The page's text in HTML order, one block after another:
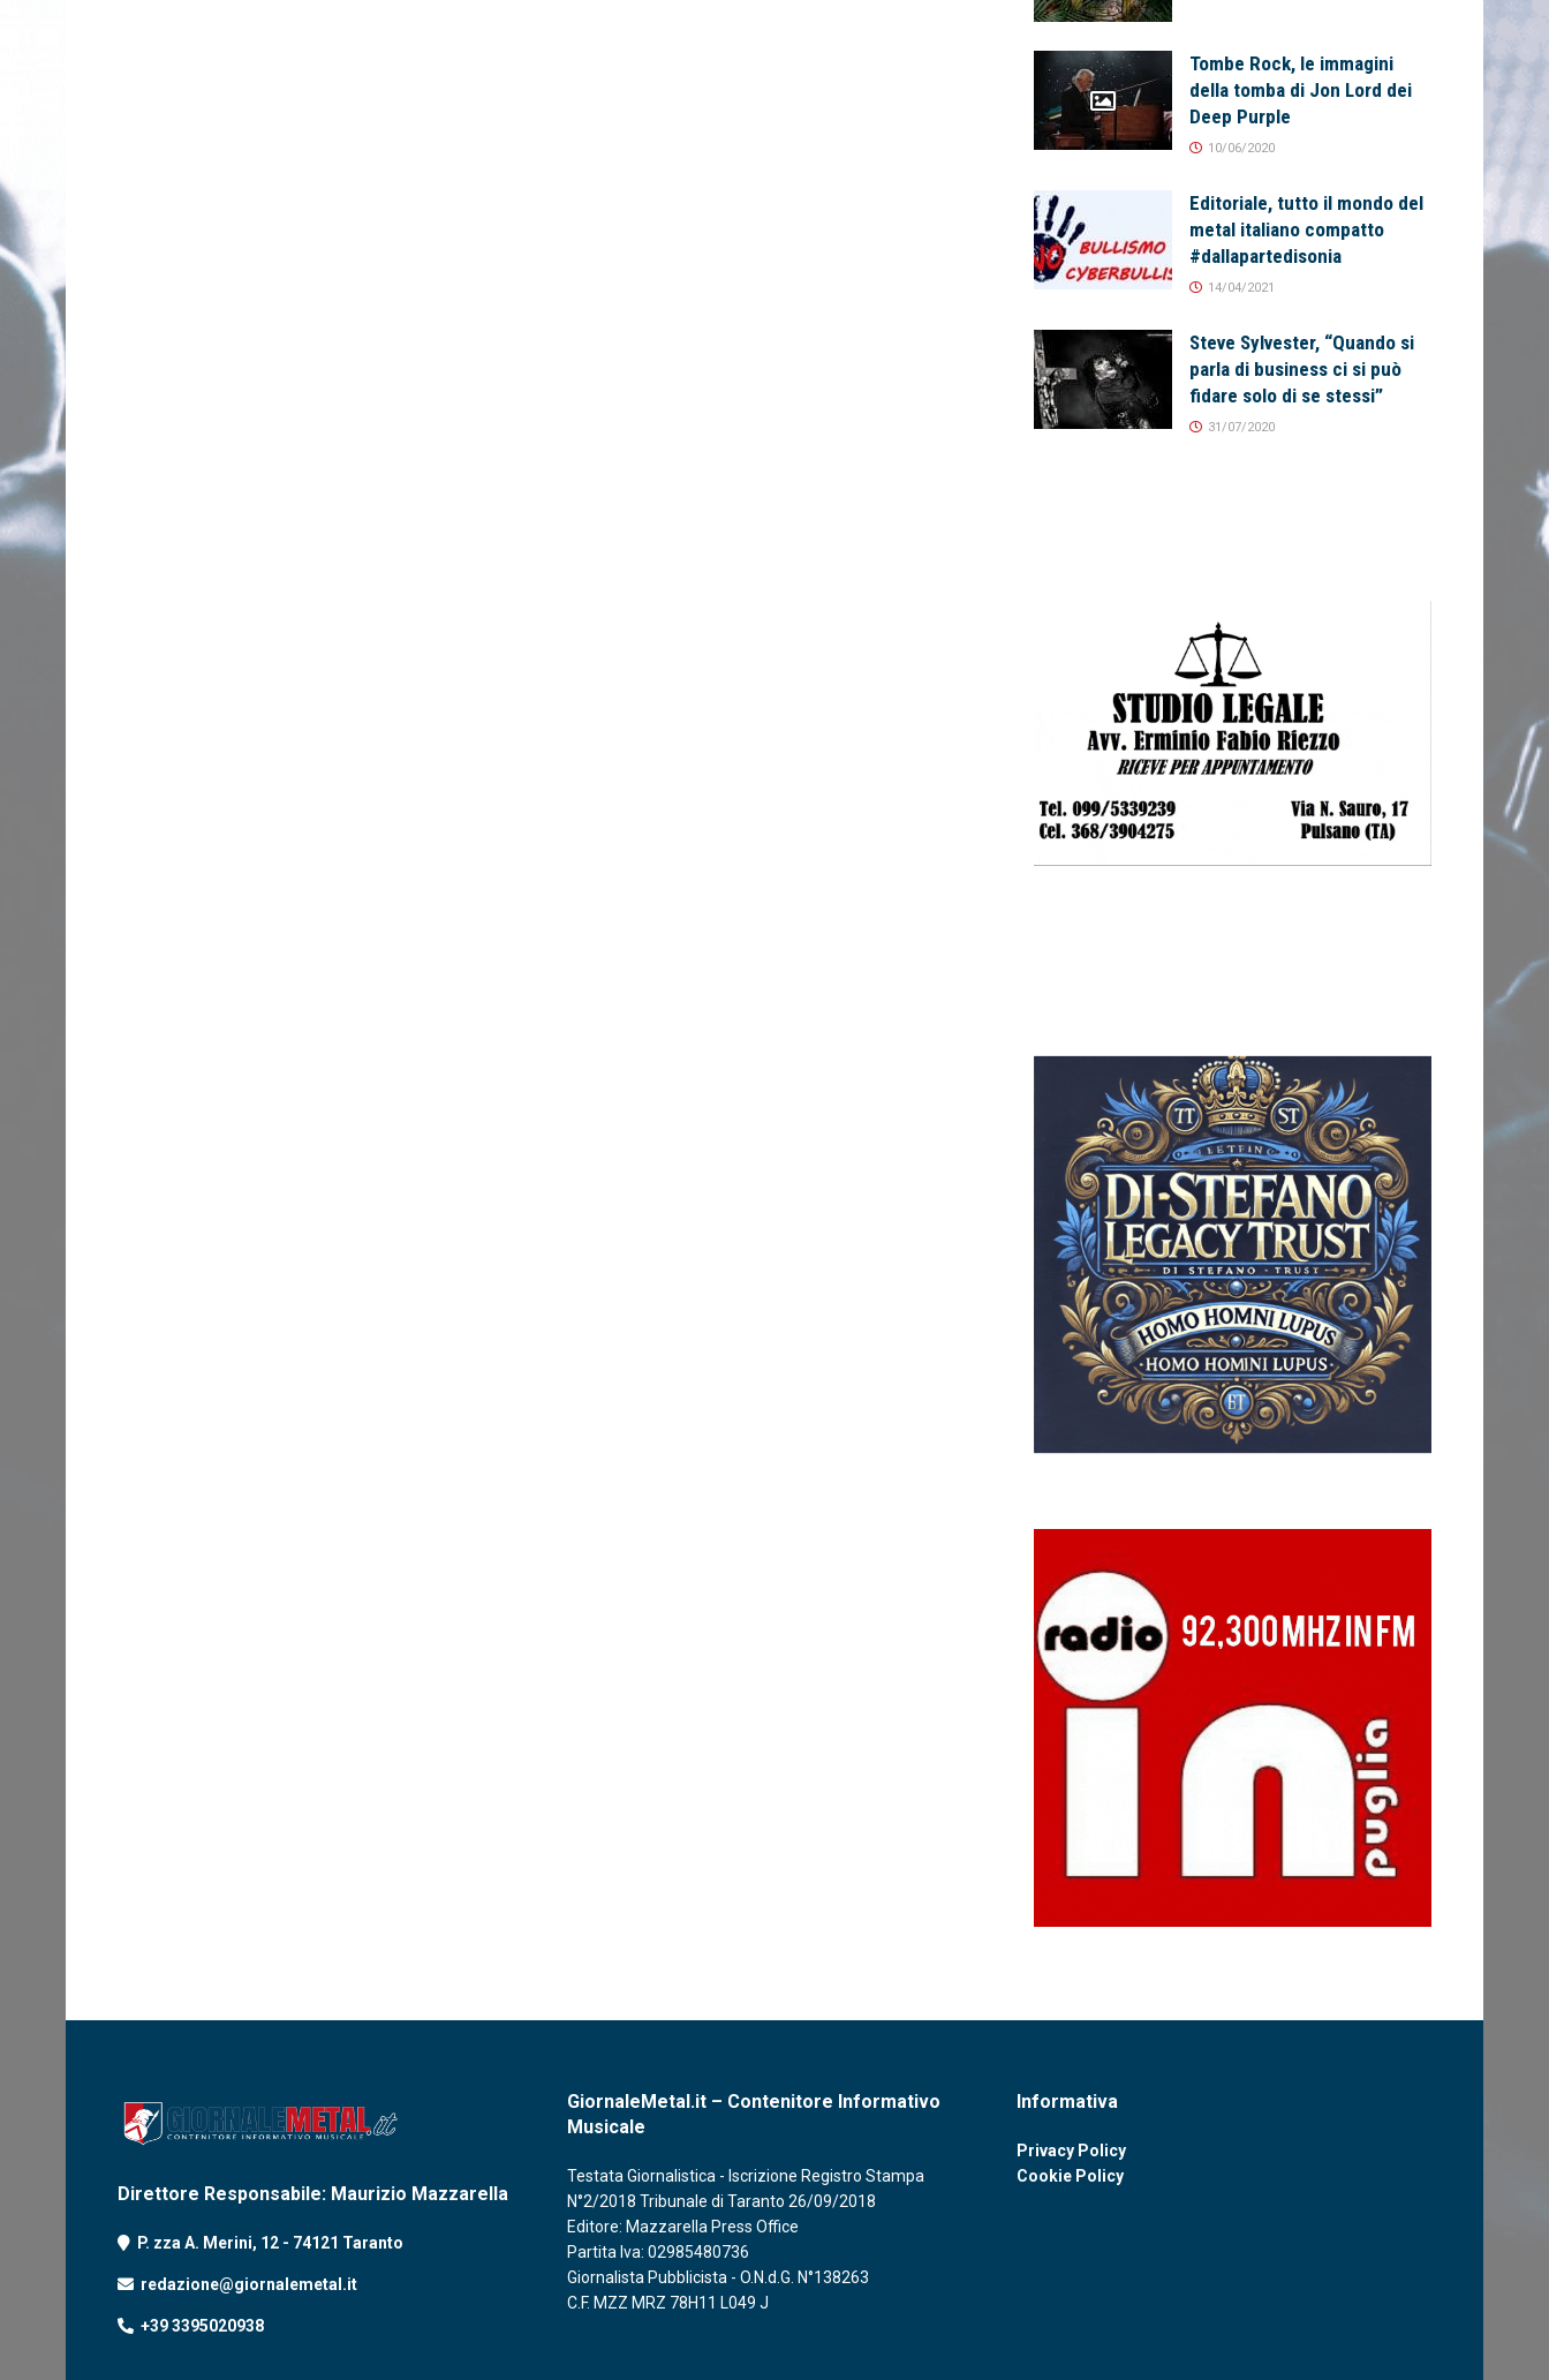
Tombe Rock, le immagini
della tomba di Jon Lord dei
Deep Purple
10/06/2020
Editoriale, tutto il mondo del
metal italiano compatto
#dallapartedisonia
14/04/2021
Steve Sylvester, “Quando si
parla di business ci si può
fidare solo di se stessi”
31/07/2020
Direttore Responsabile: Maurizio Mazzarella
P. zza A. Merini, 12 - 74121 Taranto
redazione@giornalemetal.it
+39 3395020938
GiornaleMetal.it – Contenitore Informativo
Musicale
Testata Giornalistica - Iscrizione Registro Stampa
N°2/2018 Tribunale di Taranto 26/09/2018
Editore: Mazzarella Press Office
Partita Iva: 02985480736
Giornalista Pubblicista - O.N.d.G. N°138263
C.F. MZZ MRZ 78H11 L049 J
Informativa
Privacy Policy
Cookie Policy